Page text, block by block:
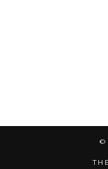
©